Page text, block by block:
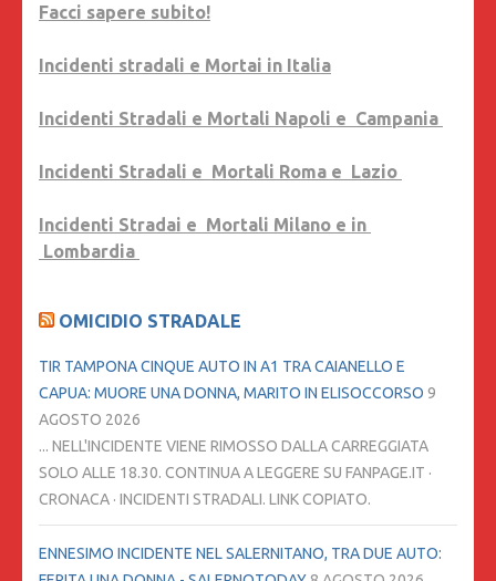
Facci sapere subito!
Incidenti stradali e Mortai in Italia
Incidenti Stradali e Mortali Napoli e Campania
Incidenti Stradali e Mortali Roma e Lazio
Incidenti Stradai e Mortali Milano e in
Lombardia
OMICIDIO STRADALE
TIR TAMPONA CINQUE AUTO IN A1 TRA CAIANELLO E
CAPUA: MUORE UNA DONNA, MARITO IN ELISOCCORSO 9
AGOSTO 2026
... NELL'INCIDENTE VIENE RIMOSSO DALLA CARREGGIATA
SOLO ALLE 18.30. CONTINUA A LEGGERE SU FANPAGE.IT ·
CRONACA · INCIDENTI STRADALI. LINK COPIATO.
ENNESIMO INCIDENTE NEL SALERNITANO, TRA DUE AUTO: